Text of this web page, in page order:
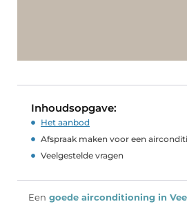
Inhoudsopgave:
Het aanbod
Afspraak maken voor een
Veelgestelde vragen
Een goede airconditioning in